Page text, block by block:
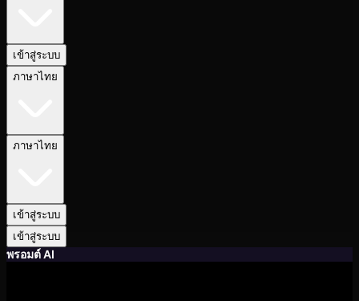
เข้าสู่ระบบ
ภาษาไทย
ภาษาไทย
เข้าสู่ระบบ
เข้าสู่ระบบ
พรอมต์ AI